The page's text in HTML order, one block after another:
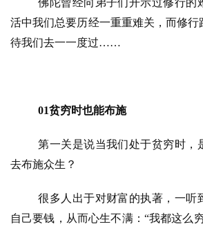
活中我们总要历经一重重难关，而修
待我们去一一度过……
01贫穷时也能布施
第一关是说当我们处于贫穷时，
去布施众生？
很多人出于对财富的执著，一听
自己要钱，从而心生不满： “我都这么